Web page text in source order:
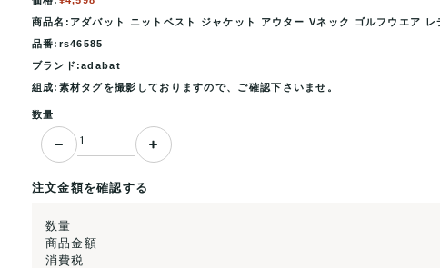
アダバット ニットベスト ジャケット アウター Vネック ゴルフウエア レデ
商品名:アダバット ニットベスト ジャケット アウター Vネック ゴルフウエア
品番:rs46585
ブランド:adabat
組成:素材タグを撮影しておりますので、ご確認下さいませ。
数量
注文金額を確認する
数量
商品金額
消費税